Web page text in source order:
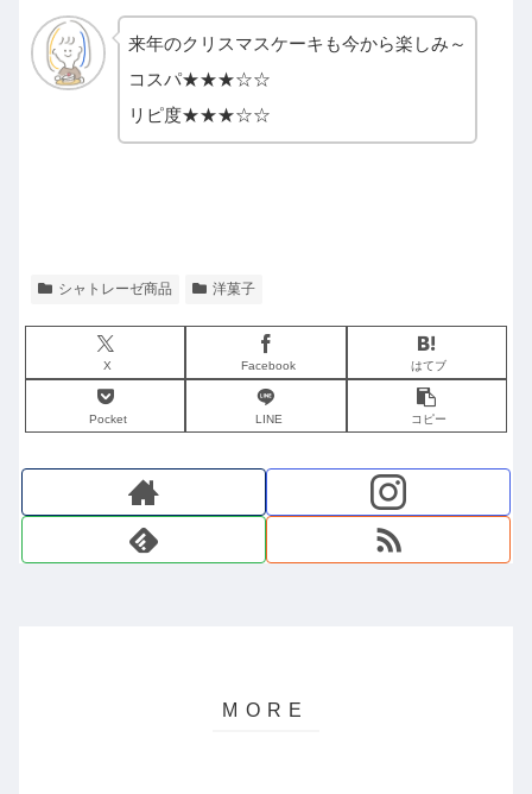
来年のクリスマスケーキも今から楽しみ～
コスパ★★★☆☆
リピ度★★★☆☆
シャトレーゼ商品 洋菓子
X Facebook はてブ
Pocket LINE コピー